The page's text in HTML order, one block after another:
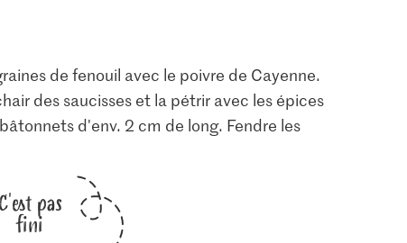
de fenouil avec le poivre de Cayenne.
des saucisses et la pétrir avec les épices
d'env. 2 cm de long. Fendre les
C'est pas
fini